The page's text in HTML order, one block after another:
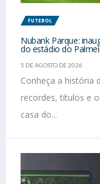
FUTEBOL
Nubank Parque:
do estádio do
5 DE AGOSTO DE 2026
Conheça a história
recordes, títulos e
casa do...